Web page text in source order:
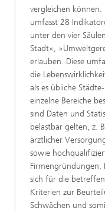
vergleichen
umfasst 28
unter den vier
Stadt«,
erlauben. Diese
die
als es übliche
einzelne Bereiche
sind Daten und
belastbar gelten, z.
ärztlicher
sowie
Firmengründungen.
sich für die
Kriterien zur
Schwächen und